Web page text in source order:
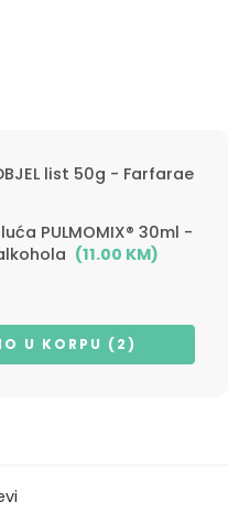
list 50g - Farfarae
PULMOMIX® 30ml -
(11.00 KM)
U KORPU (2)